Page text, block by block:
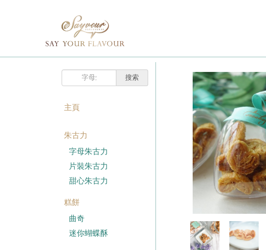
我的賬戶
主頁
朱古力
字母朱古力
片裝朱古力
甜心朱古力
糕餅
曲奇
迷你蝴蝶酥